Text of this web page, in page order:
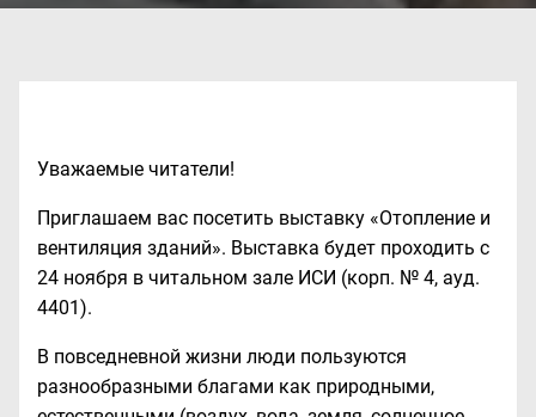
Уважаемые читатели!
Приглашаем вас посетить выставку «Отопление и
вентиляция зданий». Выставка будет проходить с
24 ноября в читальном зале ИСИ (корп. № 4, ауд.
4401).
В повседневной жизни люди пользуются
разнообразными благами как природными,